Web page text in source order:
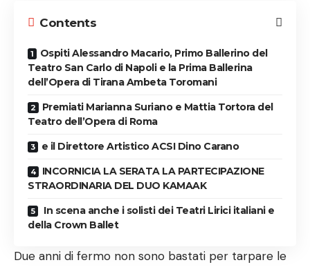
Contents
Ospiti Alessandro Macario, Primo Ballerino del
Teatro San Carlo di Napoli e la Prima Ballerina
dell’Opera di Tirana Ambeta Toromani
Premiati Marianna Suriano e Mattia Tortora del
Teatro dell’Opera di Roma
e il Direttore Artistico ACSI Dino Carano
INCORNICIA LA SERATA LA PARTECIPAZIONE
STRAORDINARIA DEL DUO KAMAAK
In scena anche i solisti dei Teatri Lirici italiani e
della Crown Ballet
Due anni di fermo non sono bastati per tarpare le